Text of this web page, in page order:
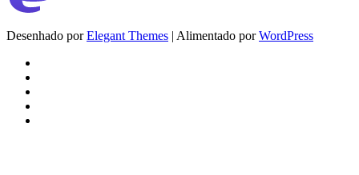
Desenhado porElegant Themes | Alimentado porWordPress